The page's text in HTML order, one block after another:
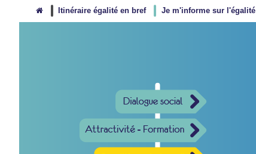
Itinéraire égalité en bref Je m'informe sur l'égalité